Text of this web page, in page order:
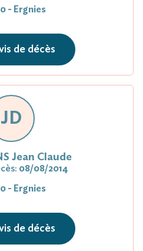
- Ergnies
de décès
JD
Jean Claude
08/08/2014
- Ergnies
de décès